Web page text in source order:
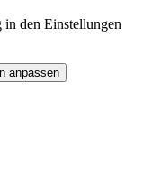
den Einstellungen
anpassen